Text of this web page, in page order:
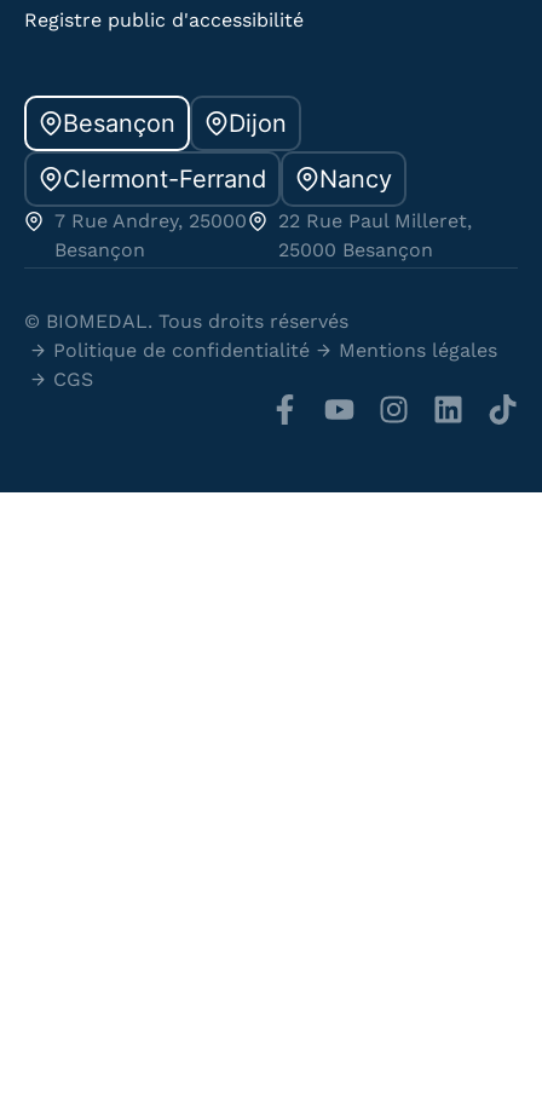
Registre public d'accessibilité
Besançon
Dijon
Clermont-Ferrand
Nancy
7 Rue Andrey, 25000
Besançon
22 Rue Paul Milleret,
25000 Besançon
© BIOMEDAL. Tous droits réservés
Politique de confidentialité
Mentions légales
CGS